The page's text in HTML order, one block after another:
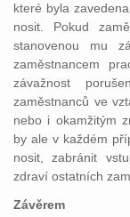
které byla
nosit. Pokud
stanovenou mu
zaměstnancem
závažnost
zaměstnanců ve
nebo i okamžitým
by ale v každém
nosit, zabránit
zdraví ostatních
Závěrem